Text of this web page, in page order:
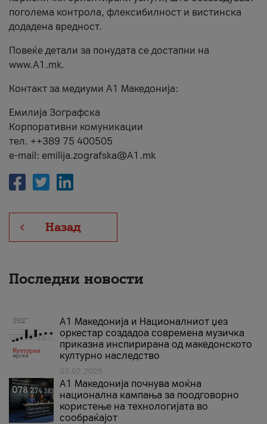
поголема контрола, флексибилност и вистинска
додадена вредност.
Повеќе детали за понудата се достапни на
www.А1.mk.
Контакт за медиуми А1 Македонија:
Емилија Зографска
Корпоративни комуникации
тел. ++389 75 400505
e-mail: emilija.zografska@A1.mk
Назад
Последни новости
А1 Македонија и Националниот џез
оркестар создадоа современа музичка
приказна инспирирана од македонското
културно наследство
03.07.2026
A1 Македонија почнува моќна
национална кампања за поодговорно
користење на технологијата во
сообраќајот